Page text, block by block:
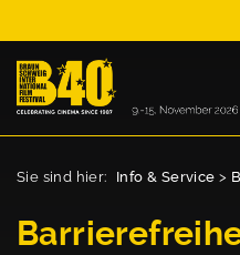
Sie sind hier: Info & Service >